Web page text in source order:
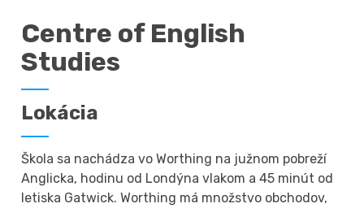
Centre of English
Studies
Lokácia
Škola sa nachádza vo Worthing na južnom pobreží
Anglicka, hodinu od Londýna vlakom a 45 minút od
letiska Gatwick. Worthing má množstvo obchodov,